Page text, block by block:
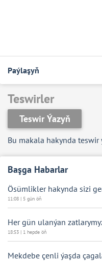
Paýlaşyň
Başga Habarlar
Ösümlikler hakynda sizi
11:08 | 5 gün öň
Her gün ulanýan
18:53 | 1 hepde öň
Mekdebe çenli ýaşda
Teswirler
Teswir Ýazyň
Bu makala hakynda teswir